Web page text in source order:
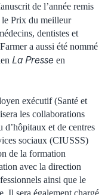
de l’année remis
le Prix du meilleur
dentistes et
a aussi été nommé
La Presse en
exécutif (Santé et
les collaborations
d’hôpitaux et de centres
sociaux (CIUSSS)
de la formation
avec la direction
ainsi que le
Il sera également chargé